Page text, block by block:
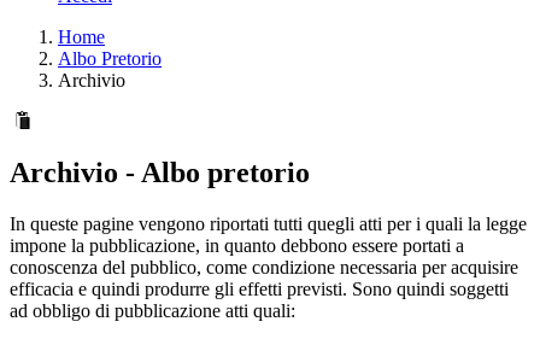
Home
Albo Pretorio
Archivio
Archivio - Albo pretorio
In queste pagine vengono riportati tutti quegli atti per i quali la legge
impone la pubblicazione, in quanto debbono essere portati a
conoscenza del pubblico, come condizione necessaria per acquisire
efficacia e quindi produrre gli effetti previsti. Sono quindi soggetti
ad obbligo di pubblicazione atti quali: